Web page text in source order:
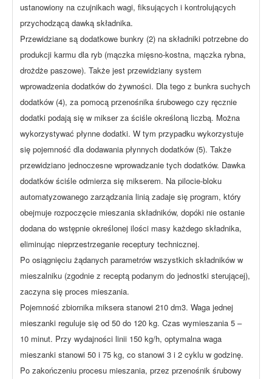
ustanowiony na czujnikach wagi, fiksujących i kontrolujących
przychodzącą dawką składnika.
Przewidziane są dodatkowe bunkry (2) na składniki potrzebne do
produkcji karmu dla ryb (mączka mięsno-kostna, mączka rybna,
drożdże paszowe). Także jest przewidziany system
wprowadzenia dodatków do żywności. Dla tego z bunkra suchych
dodatków (4), za pomocą przenośnika śrubowego czy ręcznie
dodatki podają się w mikser za ściśle określoną liczbą. Można
wykorzystywać płynne dodatki. W tym przypadku wykorzystuje
się pojemność dla dodawania płynnych dodatków (5). Także
przewidziano jednoczesne wprowadzanie tych dodatków. Dawka
dodatków ściśle odmierza się mikserem. Na pilocie-bloku
automatyzowanego zarządzania linią zadaje się program, który
obejmuje rozpoczęcie mieszania składników, dopóki nie ostanie
dodana do wstępnie określonej ilości masy każdego składnika,
eliminując nieprzestrzeganie receptury technicznej.
Po osiągnięciu żądanych parametrów wszystkich składników w
mieszalniku (zgodnie z receptą podanym do jednostki sterującej),
zaczyna się proces mieszania.
Pojemność zbiornika miksera stanowi 210 dm3. Waga jednej
mieszanki reguluje się od 50 do 120 kg. Czas wymieszania 5 –
10 minut. Przy wydajności linii 150 kg/h, optymalna waga
mieszanki stanowi 50 i 75 kg, co stanowi 3 i 2 cyklu w godzinę.
Po zakończeniu procesu mieszania, przez przenośnik śrubowy